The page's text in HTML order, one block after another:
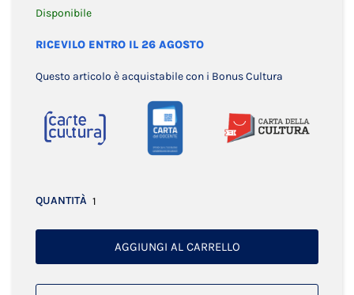
Disponibile
RICEVILO ENTRO IL 26 AGOSTO
Questo articolo è acquistabile con i Bonus Cultura
QUANTITÀ
AGGIUNGI AL CARRELLO